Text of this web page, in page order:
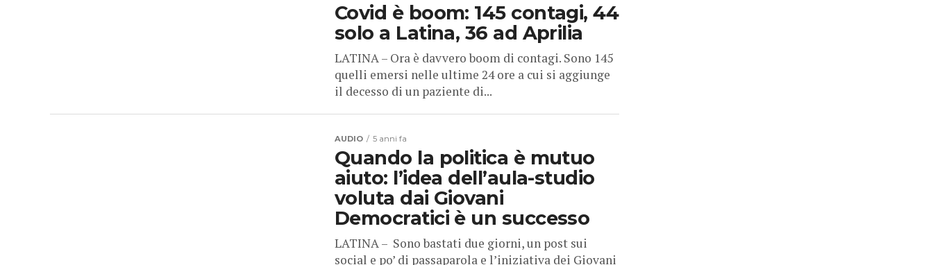
Covid è boom: 145 contagi, 44
solo a Latina, 36 ad Aprilia
LATINA – Ora è davvero boom di contagi. Sono 145
quelli emersi nelle ultime 24 ore a cui si aggiunge
il decesso di un paziente di...
AUDIO 5 anni fa
Quando la politica è mutuo
aiuto: l’idea dell’aula-studio
voluta dai Giovani
Democratici è un successo
LATINA – Sono bastati due giorni, un post sui
social e po’ di passaparola e l’iniziativa dei Giovani